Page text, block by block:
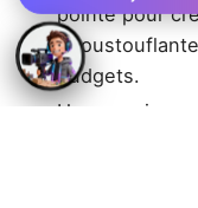
pointe pour
budgets.
Une passion